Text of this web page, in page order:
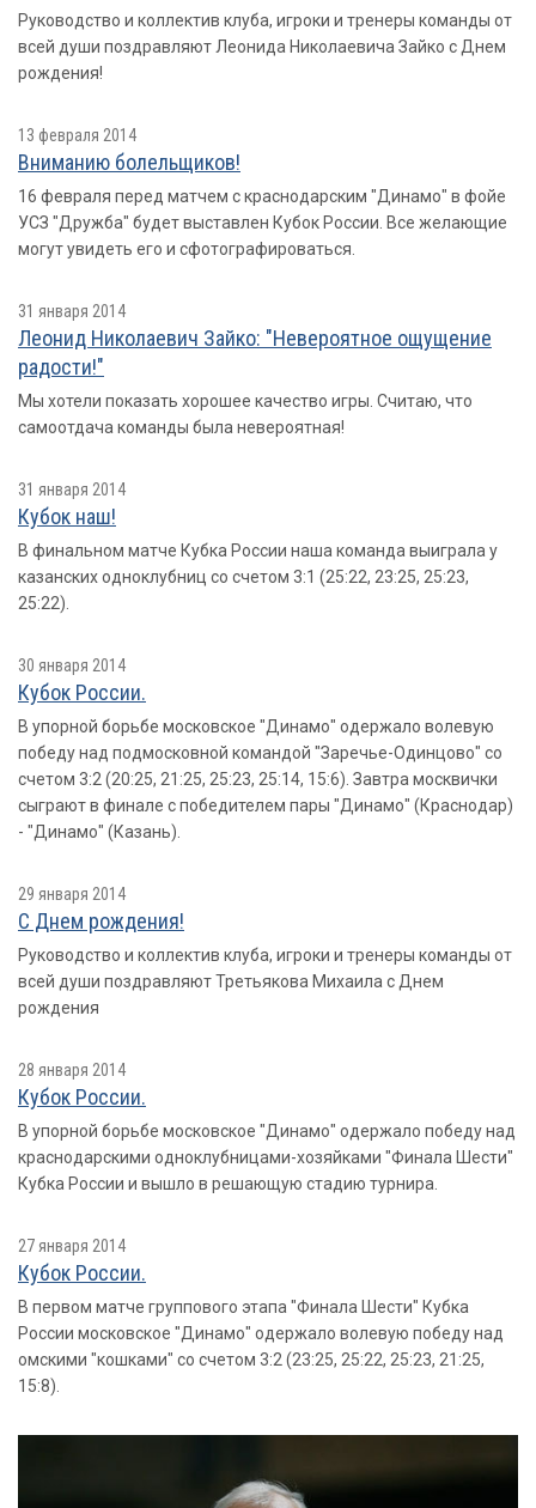
Руководство и коллектив клуба, игроки и тренеры команды от
всей души поздравляют Леонида Николаевича Зайко с Днем
рождения!
13 февраля 2014
Вниманию болельщиков!
16 февраля перед матчем с краснодарским "Динамо" в фойе
УСЗ "Дружба" будет выставлен Кубок России. Все желающие
могут увидеть его и сфотографироваться.
31 января 2014
Леонид Николаевич Зайко: "Невероятное ощущение
радости!"
Мы хотели показать хорошее качество игры. Считаю, что
самоотдача команды была невероятная!
31 января 2014
Кубок наш!
В финальном матче Кубка России наша команда выиграла у
казанских одноклубниц со счетом 3:1 (25:22, 23:25, 25:23,
25:22).
30 января 2014
Кубок России.
В упорной борьбе московское "Динамо" одержало волевую
победу над подмосковной командой "Заречье-Одинцово" со
счетом 3:2 (20:25, 21:25, 25:23, 25:14, 15:6). Завтра москвички
сыграют в финале с победителем пары "Динамо" (Краснодар)
- "Динамо" (Казань).
29 января 2014
С Днем рождения!
Руководство и коллектив клуба, игроки и тренеры команды от
всей души поздравляют Третьякова Михаила с Днем
рождения
28 января 2014
Кубок России.
В упорной борьбе московское "Динамо" одержало победу над
краснодарскими одноклубницами-хозяйками "Финала Шести"
Кубка России и вышло в решающую стадию турнира.
27 января 2014
Кубок России.
В первом матче группового этапа "Финала Шести" Кубка
России московское "Динамо" одержало волевую победу над
омскими "кошками" со счетом 3:2 (23:25, 25:22, 25:23, 21:25,
15:8).